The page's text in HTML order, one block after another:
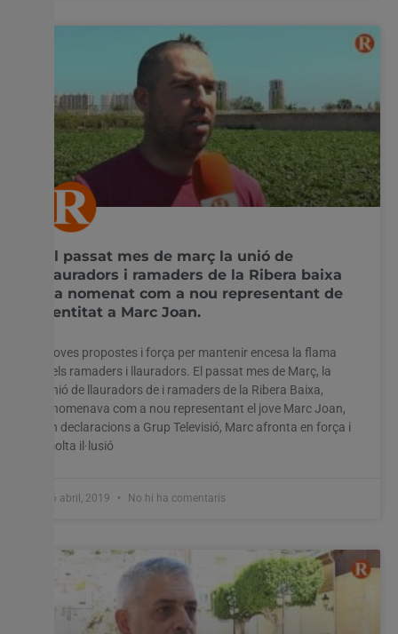
El passat mes de març la unió de
llauradors i ramaders de la Ribera baixa
ha nomenat com a nou representant de
l’entitat a Marc Joan.
Noves propostes i força per mantenir encesa la flama
dels ramaders i llauradors. El passat mes de Març, la
unió de llauradors de i ramaders de la Ribera Baixa,
anomenava com a nou representant el jove Marc Joan,
en declaracions a Grup Televisió, Marc afronta en força i
molta il·lusió
26 abril, 2019 No hi ha comentaris